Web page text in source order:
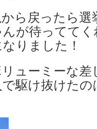
ら戻ったら選
が待ってて
りました！
ューミーな
駆け抜けた